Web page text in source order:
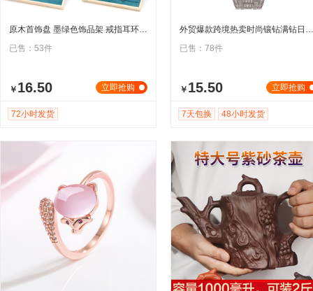
原木首饰盘 墨绿色饰品架 戒指耳环项链手镯托盘珠宝展示陈列收纳
已售：53件
立即抢购
￥ 16.50
72小时发货
外贸爆款跨境热卖时尚镶钻满钻日历女士手表女表石英表
已售：78件
立即抢购
￥ 15.50
7天包换 48小时发货